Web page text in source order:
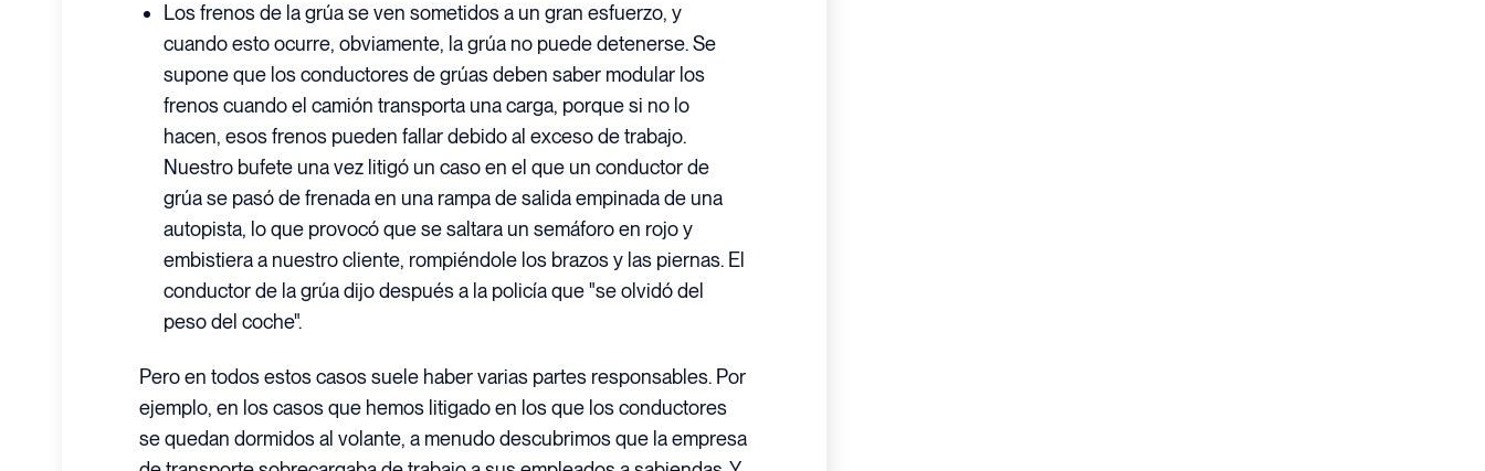
Los frenos de la grúa se ven sometidos a un gran esfuerzo, y
cuando esto ocurre, obviamente, la grúa no puede detenerse. Se
supone que los conductores de grúas deben saber modular los
frenos cuando el camión transporta una carga, porque si no lo
hacen, esos frenos pueden fallar debido al exceso de trabajo.
Nuestro bufete una vez litigó un caso en el que un conductor de
grúa se pasó de frenada en una rampa de salida empinada de una
autopista, lo que provocó que se saltara un semáforo en rojo y
embistiera a nuestro cliente, rompiéndole los brazos y las piernas. El
conductor de la grúa dijo después a la policía que "se olvidó del
peso del coche".
Pero en todos estos casos suele haber varias partes responsables. Por
ejemplo, en los casos que hemos litigado en los que los conductores
se quedan dormidos al volante, a menudo descubrimos que la empresa